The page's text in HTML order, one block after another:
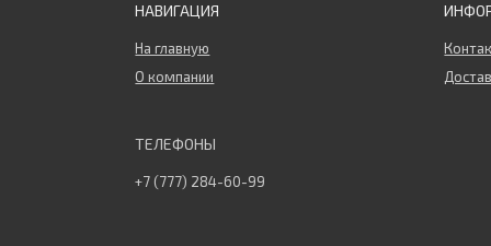
НАВИГАЦИЯ
На главную
О компании
+7 (777) 284-60-99